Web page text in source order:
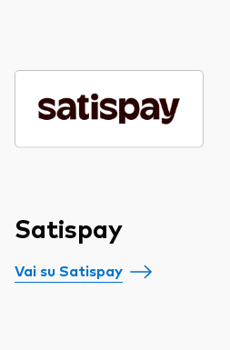
Satispay
Vai su Satispay